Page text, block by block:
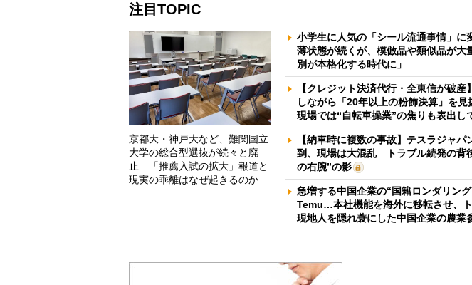
注目TOPIC
京都大・神戸大など、難関国立
大学の総合型選抜が続々と廃
止 「推薦入試の拡大」報道と
現実の乖離はなぜ起きるのか
小学生に人気の「シール流通事情」
薄状態が続くが、模倣品や類似品が
別が本格化する時代に」
【クレジット決済代行・全東信が破
しながら「20年以上の粉飾決算」を
現場では“自転車操業”の焦りも表出し
【納車時に複数の事故】テスラジャ
到、現場は大混乱 トラブル続発の背
の右腕”の影
急増する中国企業の“国籍ロンダリン
Temu…本社機能を海外に移転させ、
現地人を隠れ蓑にした中国企業の農業